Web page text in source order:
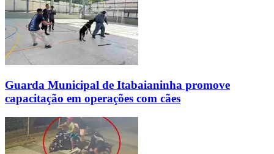
Guarda Municipal de Itabaianinha promove
capacitação em operações com cães